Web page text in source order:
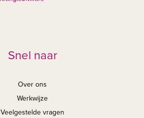
Snel naar
Over ons
Werkwijze
Veelgestelde vragen